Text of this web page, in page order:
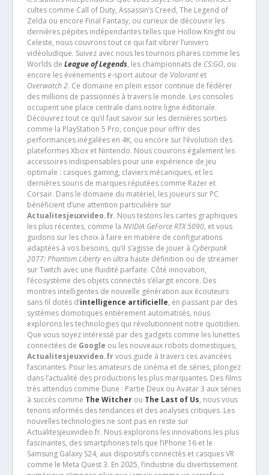
cultes comme Call of Duty, Assassin’s Creed, The Legend of
Zelda ou encore Final Fantasy, ou curieux de découvrir les
dernières pépites indépendantes telles que Hollow Knight ou
Celeste, nous couvrons tout ce qui fait vibrer l’univers
vidéoludique. Suivez avec nous les tournois phares comme les
Worlds de League of Legends, les championnats de CS:GO, ou
encore les événements e-sport autour de Valorantet
Overwatch 2. Ce domaine en plein essor continue de fédérer
des millions de passionnés à travers le monde. Les consoles
occupent une place centrale dans notre ligne éditoriale.
Découvrez tout ce qu’il faut savoir sur les dernières sorties
comme la PlayStation 5 Pro, conçue pour offrir des
performances inégalées en 4K, ou encore sur l’évolution des
plateformes Xbox et Nintendo. Nous couvrons également les
accessoires indispensables pour une expérience de jeu
optimale : casques gaming, claviers mécaniques, et les
dernières souris de marques réputées comme Razer et
Corsair. Dans le domaine du matériel, les joueurs sur PC
bénéficient d’une attention particulière sur
Actualitesjeuxvideo.fr. Nous testons les cartes graphiques
les plus récentes, comme la NVIDIA GeForce RTX 5090, et vous
guidons sur les choix à faire en matière de configurations
adaptées à vos besoins, qu’il s’agisse de jouer à Cyberpunk
2077: Phantom Libertyen ultra haute définition ou de streamer
sur Twitch avec une fluidité parfaite. Côté innovation,
l’écosystème des objets connectés s’élargit encore. Des
montres intelligentes de nouvelle génération aux écouteurs
sans fil dotés d’intelligence artificielle, en passant par des
systèmes domotiques entièrement automatisés, nous
explorons les technologies qui révolutionnent notre quotidien.
Que vous soyez intéressé par des gadgets comme les lunettes
connectées de Google ou les nouveaux robots domestiques,
Actualitesjeuxvideo.frvous guide à travers ces avancées
fascinantes. Pour les amateurs de cinéma et de séries, plongez
dans l’actualité des productions les plus marquantes. Des films
très attendus comme Dune : Partie Deux ou Avatar 3 aux séries
à succès comme The Witcherou The Last of Us, nous vous
tenons informés des tendances et des analyses critiques .Les
nouvelles technologies ne sont pas en reste sur
Actualitesjeuxvideo.fr. Nous explorons les innovations les plus
fascinantes, des smartphones tels que l’iPhone 16 et le
Samsung Galaxy S24, aux dispositifs connectés et casques VR
comme le Meta Quest 3. En 2025, l’industrie du divertissement